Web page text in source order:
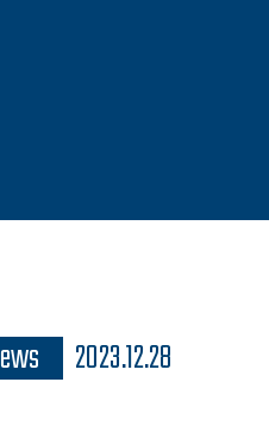
2023.12.28